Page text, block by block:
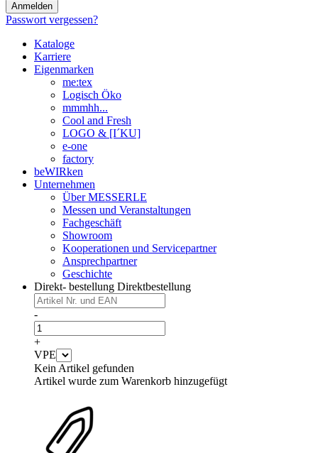
Anmelden
Passwort vergessen?
Kataloge
Karriere
Eigenmarken
me:tex
Logisch Öko
mmmhh...
Cool and Fresh
LOGO & [I´KU]
e-one
factory
beWIRken
Unternehmen
Über MESSERLE
Messen und Veranstaltungen
Fachgeschäft
Showroom
Kooperationen und Servicepartner
Ansprechpartner
Geschichte
Direkt- bestellung Direktbestellung
-
+
VPE
Kein Artikel gefunden
Artikel wurde zum Warenkorb hinzugefügt